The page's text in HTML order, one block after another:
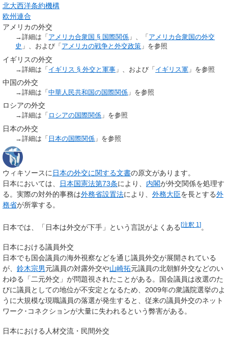
北大西洋条約機構
欧州連合
アメリカの外交
→詳細は「 アメリカ合衆国 § 国際関係 」、「 アメリカ合衆国の外交
史 」、および「 アメリカの戦争と外交政策 」を参照
イギリスの外交
→詳細は「 イギリス § 外交と軍事 」、および「 イギリス軍 」を参照
中国の外交
→詳細は「中華人民共和国の国際関係 」を参照
ロシアの外交
→詳細は「 ロシアの国際関係 」を参照
日本の外交
→詳細は「 日本の国際関係 」を参照
ウィキソースに 日本の外交に関する文書の原文があります。
日本においては、
日本国憲法第73条により、 内閣が外交関係を処理す
る。実際の対外的事務は外務省設置法により、 外務大臣を長とする外
務省が所掌する。
日本では、「日本は外交が下手」という言説がよくある[注釈 1 ]
日本における議員外交
日本でも国会議員の海外視察などを通じ議員外交が展開されている
が、 鈴木宗男元議員の対露外交や山崎拓元議員の北朝鮮外交などのい
わゆる「二元外交」が問題視されたことがある。国会議員は改選のた
びに議員としての地位が不安定となるため、2009年の衆議院選挙のよ
うに大規模な現職議員の落選が発生すると、従来の議員外交のネット
ワーク･コネクションが大量に失われるという弊害がある。
日本における人材交流・民間外交